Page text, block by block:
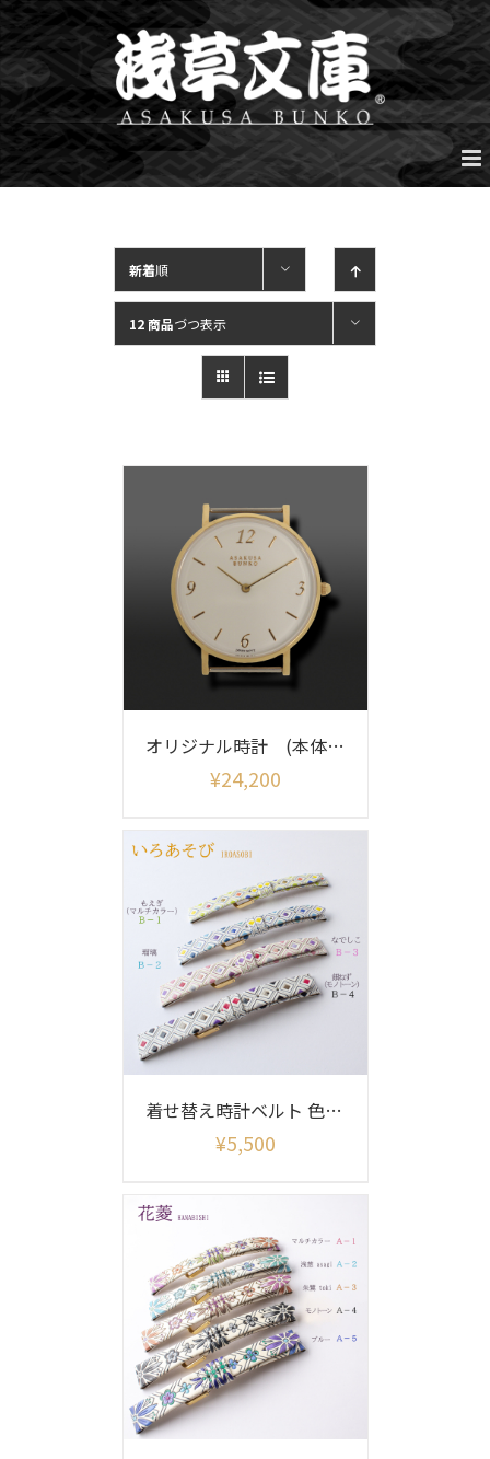
Skip
to
content
新着順
12 商品づつ表示
オリジナル時計 (本体のみ)
¥24,200
着せ替え時計ベルト 色あそび柄(ベルトのみ)
¥5,500